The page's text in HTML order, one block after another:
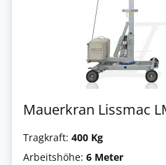
Mauerkran Lissmac
Tragkraft: 400 Kg
Arbeitshöhe: 6 Meter